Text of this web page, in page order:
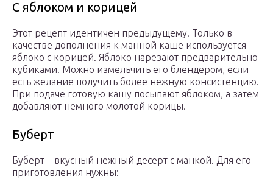
С яблоком и корицей
Этот рецепт идентичен предыдущему. Только в
качестве дополнения к манной каше используется
яблоко с корицей. Яблоко нарезают предварительно
кубиками. Можно измельчить его блендером, если
есть желание получить более нежную консистенцию.
При подаче готовую кашу посыпают яблоком, а затем
добавляют немного молотой корицы.
Буберт
Буберт – вкусный нежный десерт с манкой. Для его
приготовления нужны: